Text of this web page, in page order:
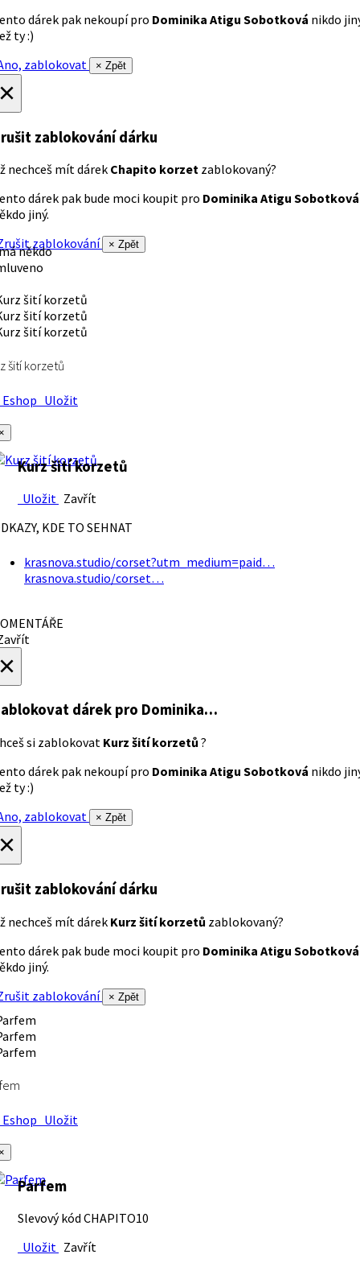
dárek pak nekoupí pro Dominika Atigu Sobotková nikdo
ty :)
zablokovat
× Zpět
zablokování dárku
nechceš mít dárek Chapito korzet zablokovaný?
dárek pak bude moci koupit pro Dominika Atigu Sobotková
jiný.
zablokování
× Zpět
někdo
šití korzetů
Uložit
Kurz šití korzetů
Uložit Zavřít
KDE TO SEHNAT
krasnova.studio/corset?utm_medium=paid…
krasnova.studio/corset…
dárek pro Dominika…
si zablokovat Kurz šití korzetů ?
dárek pak nekoupí pro Dominika Atigu Sobotková nikdo
ty :)
zablokovat
× Zpět
zablokování dárku
nechceš mít dárek Kurz šití korzetů zablokovaný?
dárek pak bude moci koupit pro Dominika Atigu Sobotková
jiný.
zablokování
× Zpět
Uložit
Parfem
Slevový kód CHAPITO10
Uložit Zavřít